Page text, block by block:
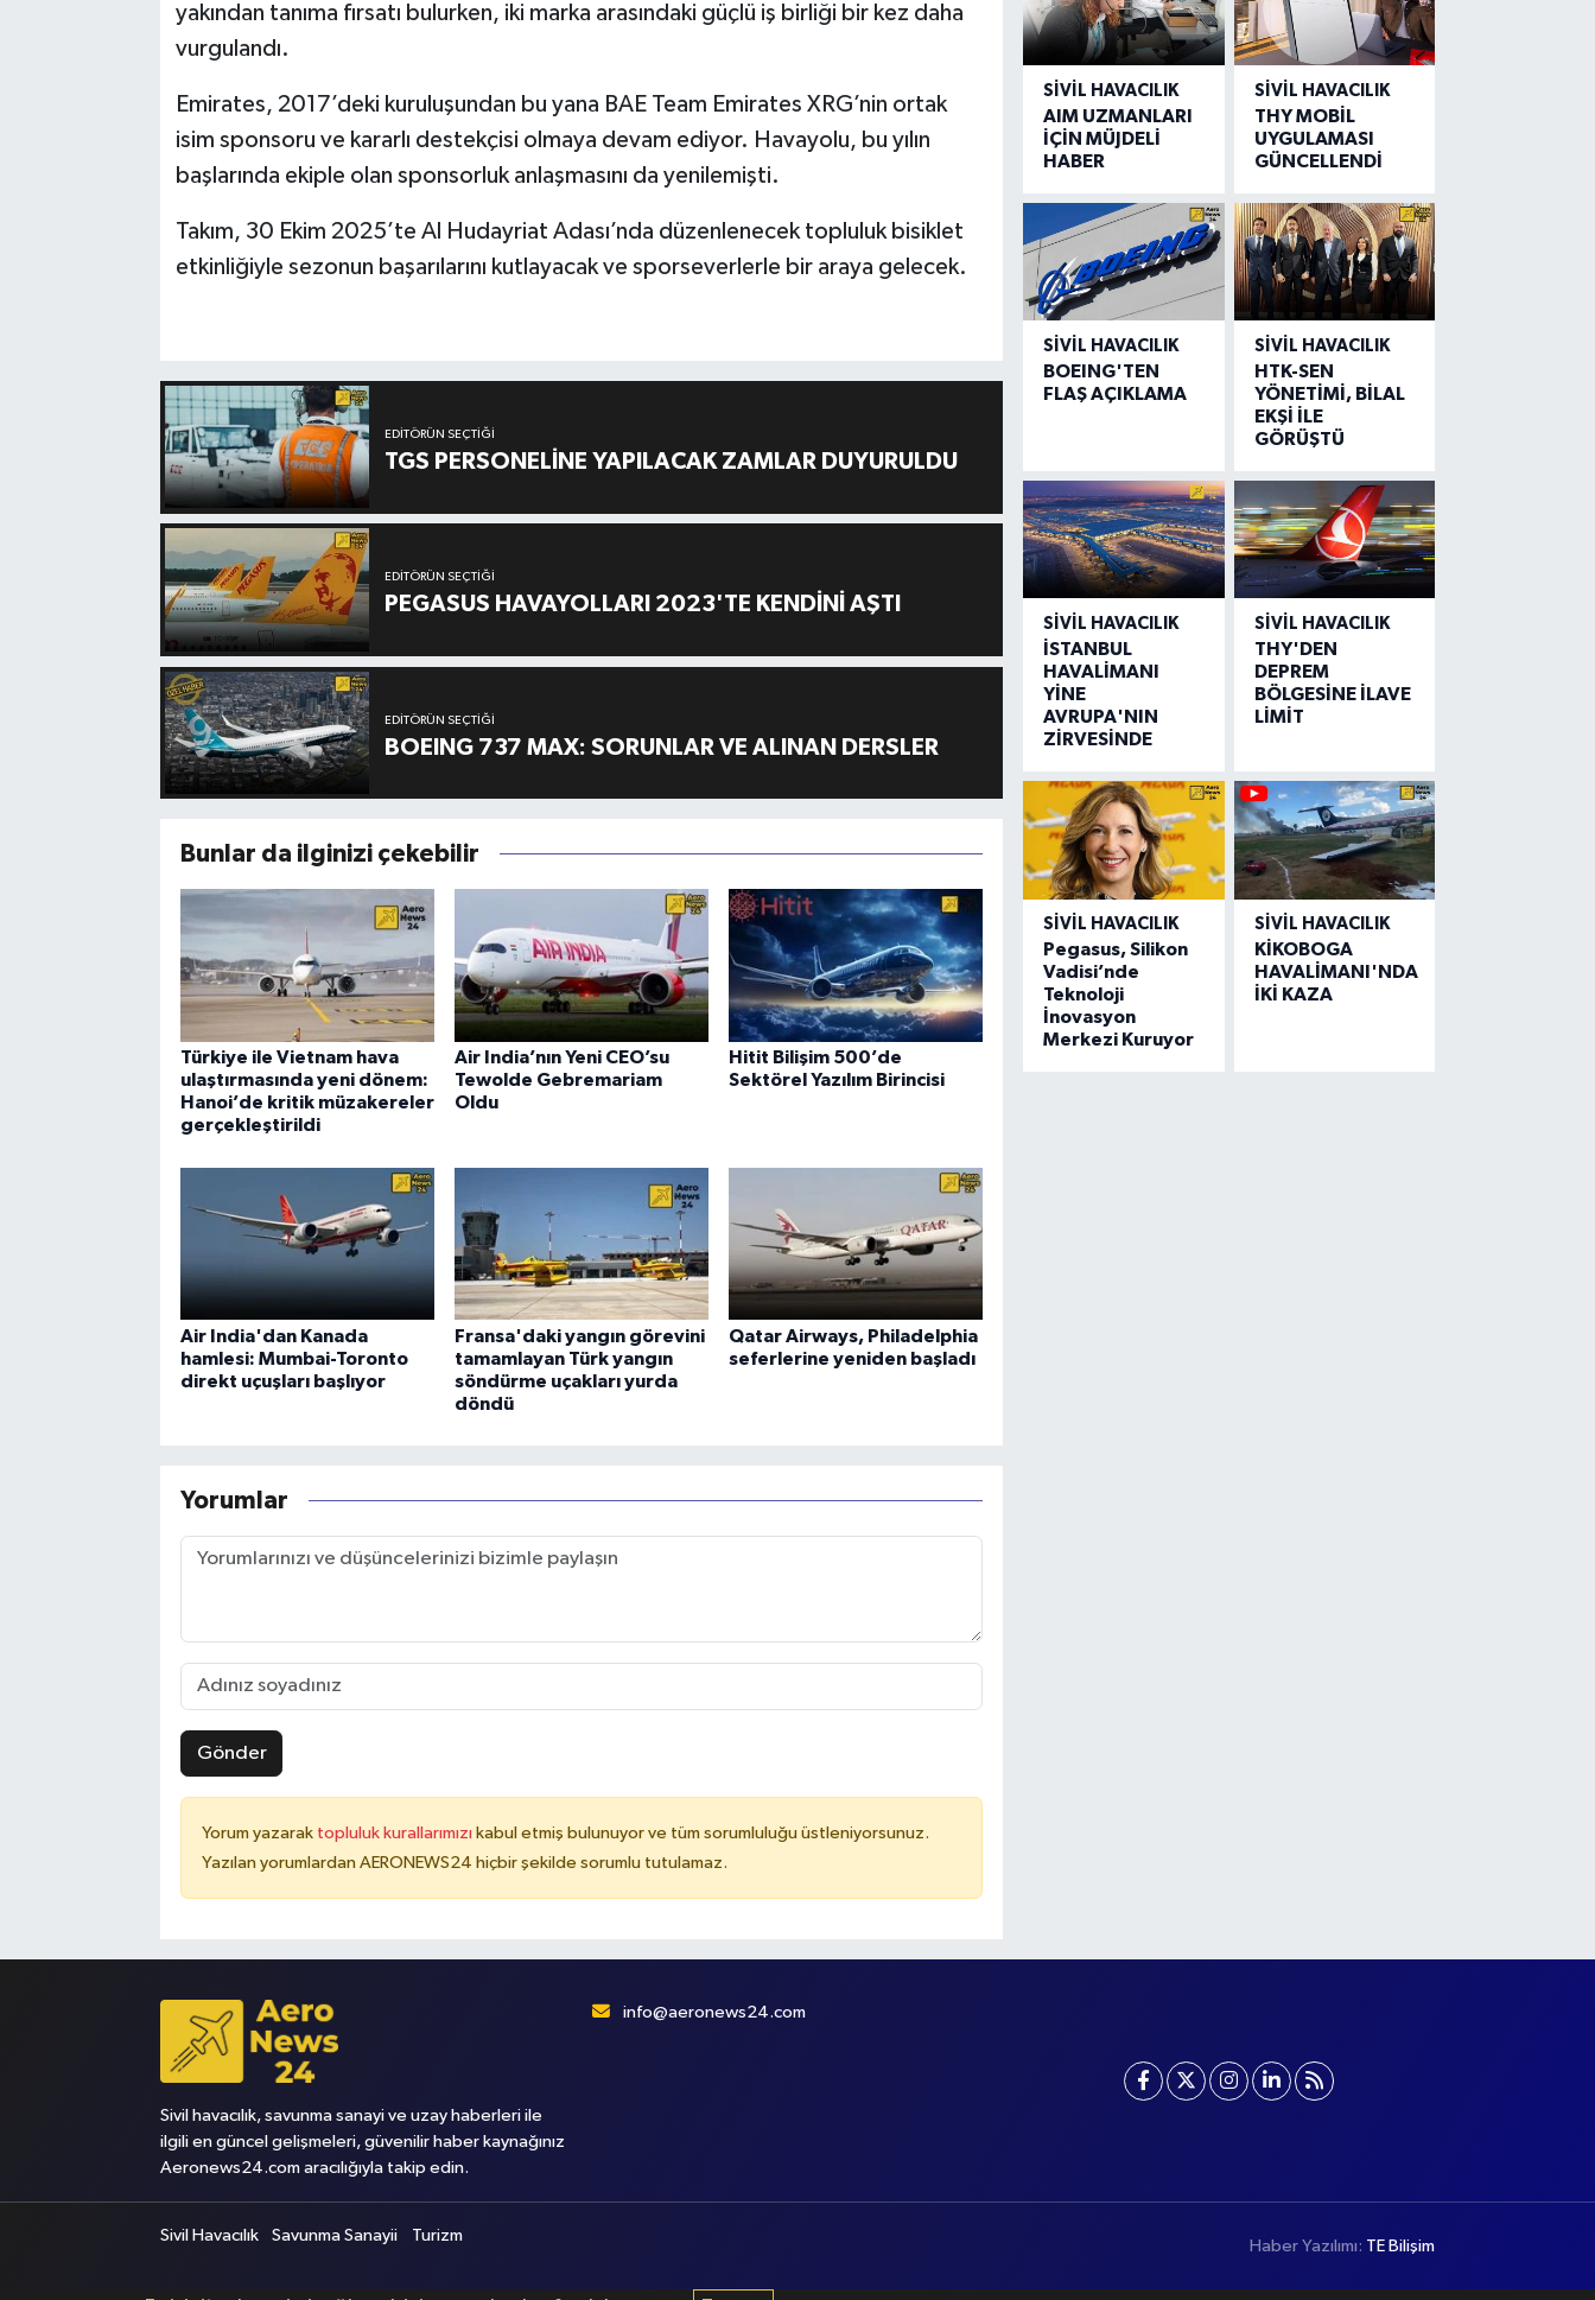
yakından tanıma fırsatı bulurken, iki marka arasındaki güçlü iş birliği bir kez daha
vurgulandı.
Emirates, 2017’deki kuruluşundan bu yana BAE Team Emirates XRG’nin ortak
isim sponsoru ve kararlı destekçisi olmaya devam ediyor. Havayolu, bu yılın
başlarında ekiple olan sponsorluk anlaşmasını da yenilemişti.
Takım, 30 Ekim 2025’te Al Hudayriat Adası’nda düzenlenecek topluluk bisiklet
etkinliğiyle sezonun başarılarını kutlayacak ve sporseverlerle bir araya gelecek.
EDITÖRÜN SEÇTIĞI
TGS PERSONELİNE YAPILACAK ZAMLAR DUYURULDU
EDITÖRÜN SEÇTIĞI
PEGASUS HAVAYOLLARI 2023'TE KENDİNİ AŞTI
EDITÖRÜN SEÇTIĞI
BOEING 737 MAX: SORUNLAR VE ALINAN DERSLER
Bunlar da ilginizi çekebilir
Türkiye ile Vietnam hava
ulaştırmasında yeni dönem:
Hanoi’de kritik müzakereler
gerçekleştirildi
Air India’nın Yeni CEO’su
Tewolde Gebremariam
Oldu
Hitit Bilişim 500’de
Sektörel Yazılım Birincisi
Air India'dan Kanada
hamlesi: Mumbai-Toronto
direkt uçuşları başlıyor
Fransa'daki yangın görevini
tamamlayan Türk yangın
söndürme uçakları yurda
döndü
Qatar Airways, Philadelphia
seferlerine yeniden başladı
Yorumlar
Gönder
Yorum yazarak topluluk kurallarımızı kabul etmiş bulunuyor ve tüm sorumluluğu üstleniyorsunuz.
Yazılan yorumlardan AERONEWS24 hiçbir şekilde sorumlu tutulamaz.
SIVIL HAVACILIK
AIM UZMANLARI
İÇİN MÜJDELİ
HABER
SIVIL HAVACILIK
THY MOBİL
UYGULAMASI
GÜNCELLENDİ
SIVIL HAVACILIK
BOEING'TEN
FLAŞ AÇIKLAMA
SIVIL HAVACILIK
HTK-SEN
YÖNETİMİ, BİLAL
EKŞİ İLE
GÖRÜŞTÜ
SIVIL HAVACILIK
İSTANBUL
HAVALİMANI
YİNE
AVRUPA'NIN
ZİRVESİNDE
SIVIL HAVACILIK
THY'DEN
DEPREM
BÖLGESİNE İLAVE
LİMİT
SIVIL HAVACILIK
Pegasus, Silikon
Vadisi’nde
Teknoloji
İnovasyon
Merkezi Kuruyor
SIVIL HAVACILIK
KİKOBOGA
HAVALİMANI'NDA
İKİ KAZA
Sivil havacılık, savunma sanayi ve uzay haberleri ile
ilgili en güncel gelişmeleri, güvenilir haber kaynağınız
Aeronews24.com aracılığıyla takip edin.
info@aeronews24.com
Sivil Havacılık Savunma Sanayii Turizm
Haber Yazılımı: TE Bilişim